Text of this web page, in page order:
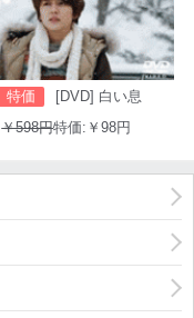
特価
[DVD] 白い息
￥598円特価:￥98円